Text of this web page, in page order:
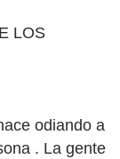
LOS
odiando a
. La gente